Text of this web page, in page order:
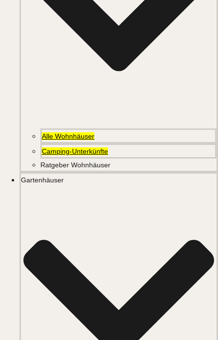
Alle Wohnhäuser
Camping-Unterkünfte
Ratgeber Wohnhäuser
Gartenhäuser